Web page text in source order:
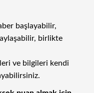
başlayabilir,
birlikte
ve bilgileri kendi